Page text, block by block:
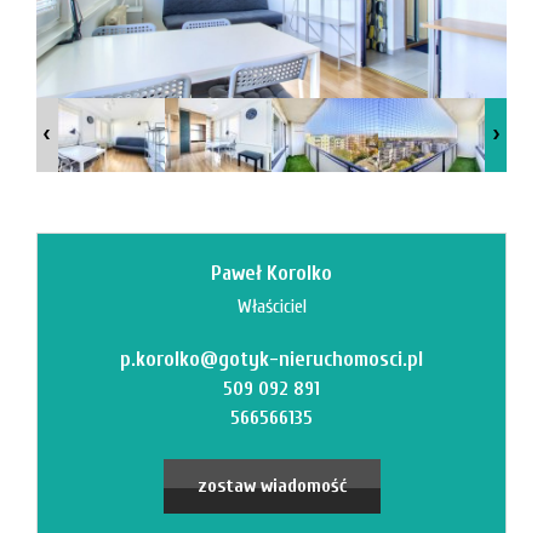
Paweł Korolko
Właściciel
p.korolko@gotyk-nieruchomosci.pl
509 092 891
566566135
zostaw wiadomość